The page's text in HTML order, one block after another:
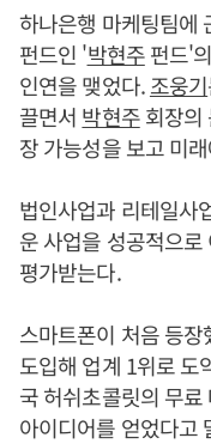
하나은행 마케팅팀에
펀드인 '박현주펀드'
인연을 맺었다.조웅기
끌면서 박현주회장의
장 가능성을 보고 미
법인사업과 리테일사
운 사업을 성공적으
평가받는다.
스마트폰이 처음 등
도입해 업계 1위로 도
국 허쉬초콜릿의 무
아이디어를 얻었다고